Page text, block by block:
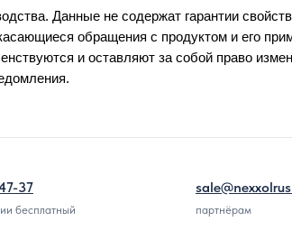
Данные не содержат гарантии
обращения с продуктом и его
и оставляют за собой право
партнёрам
37
бесплатный